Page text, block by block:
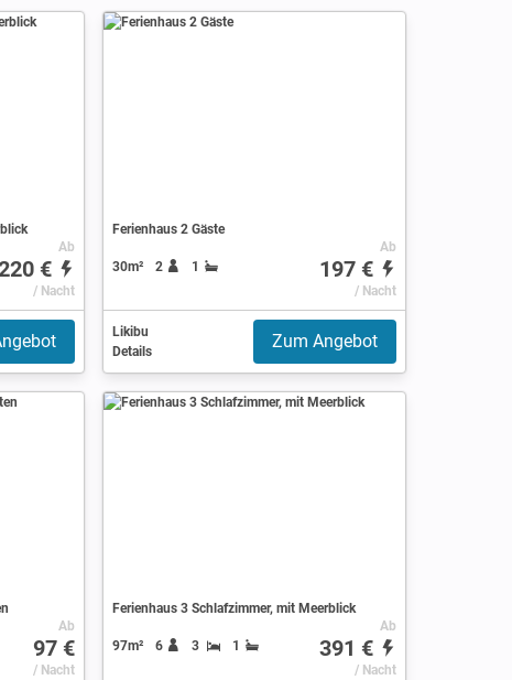
Ab
€
/ Nacht
Ferienhaus 2 Gäste
30m² 2 1
Ab
197 €
/ Nacht
Likibu
Details
Zum Angebot
Ab
97 €
/ Nacht
Ferienhaus 3 Schlafzimmer, mit Meerblick
97m² 6 3 1
Ab
391 €
/ Nacht